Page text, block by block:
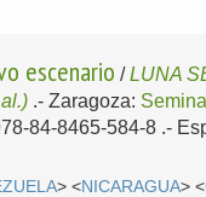
escenario /LUNA
.-Zaragoza:
84-8465-584-8 .-
> <NICARAGUA> <